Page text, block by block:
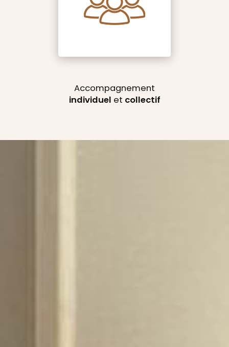
Accompagnement
individuel et collectif